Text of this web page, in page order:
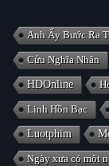
Anh Ấy Bước Ra
Cửu Nghĩa Nhân
HDOnline
Linh Hồn Bạc
Luotphim
Ngày xưa có một